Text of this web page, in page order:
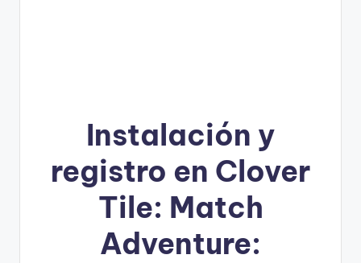
Instalación y
registro en Clover
Tile: Match
Adventure: